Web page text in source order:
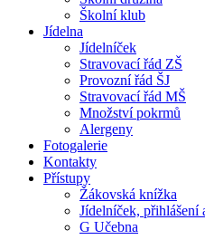
Školní klub
Jídelna
Jídelníček
Stravovací řád ZŠ
Provozní řád ŠJ
Stravovací řád MŠ
Množství pokrmů
Alergeny
Fotogalerie
Kontakty
Přístupy
Žákovská knížka
Jídelníček, přihlášení
G Učebna